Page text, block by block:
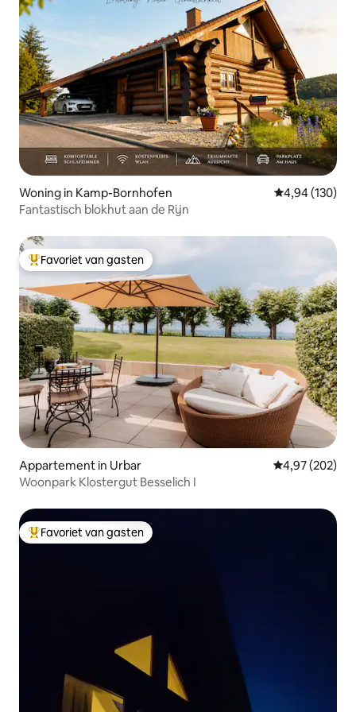
Woning in Kamp-Bornhofen Gemiddelde
4,94 (130)
Fantastisch blokhut aan de Rijn
Topfavoriet van gasten
Favoriet van gasten
Appartement in Urbar Gemiddelde
4,97 (202)
Woonpark Klostergut Besselich I
Topfavoriet van gasten
Favoriet van gasten